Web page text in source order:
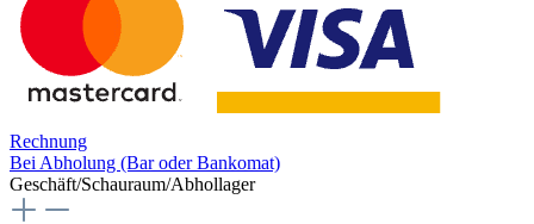
Rechnung
Bei Abholung (Bar oder Bankomat)
Geschäft/Schauraum/Abhollager